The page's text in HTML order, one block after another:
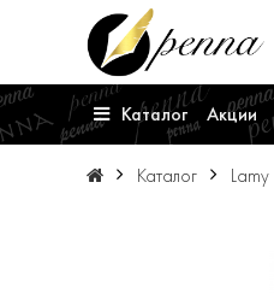
Каталог Акции
Каталог Lamy